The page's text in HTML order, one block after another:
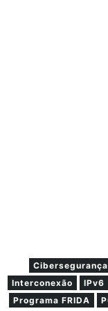
Cibersegurança
Interconexão
IPv6
Programa FRIDA